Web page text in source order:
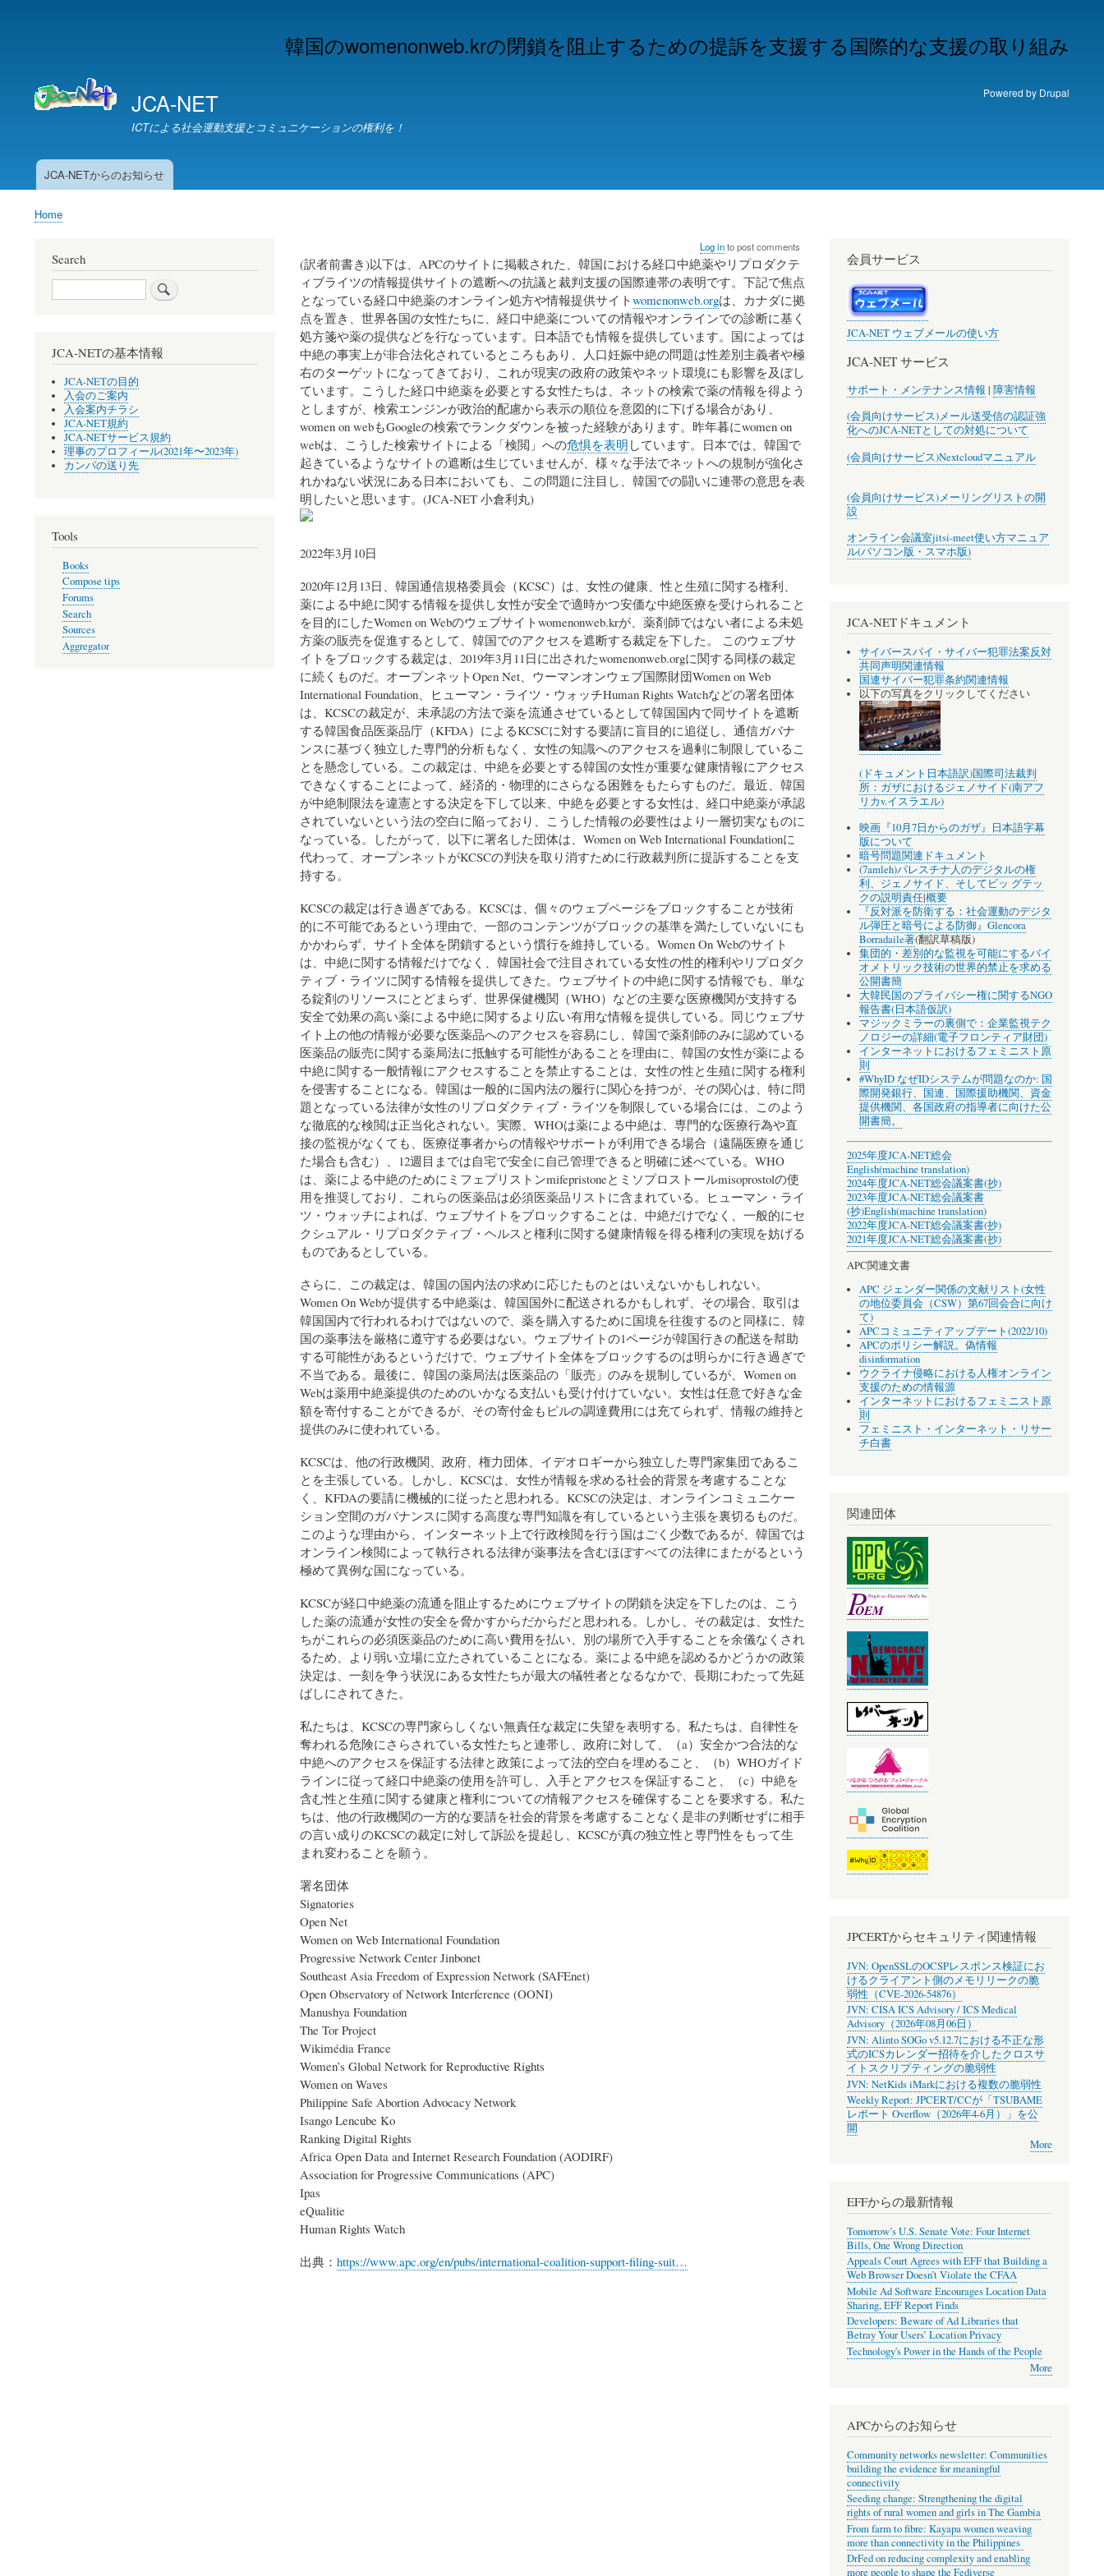
main
韓国のwomenonweb.krの閉鎖を阻止するための提訴を支援する国際的な支援の取り組み
JCA-NET
ICTによる社会運動支援とコミュニケーションの権利を！
Powered by Drupal
ら
JCA-NETからのお知らせ
Breadcrumb
Home
Log into post comments
(訳者前書き)以下は、APCのサイトに掲載された、韓国における経口中絶薬やリプロダクテ
ィブライツの情報提供サイトの遮断への抗議と裁判支援の国際連帯の表明です。下記で焦点
となっている経口中絶薬のオンライン処方や情報提供サイトwomenonweb.orgは、カナダに拠
点を置き、世界各国の女性たちに、経口中絶薬についての情報やオンラインでの診断に基く
処方箋や薬の提供などを行なっています。日本語でも情報を提供しています。国によっては
中絶の事実上が非合法化されているところもあり、人口妊娠中絶の問題は性差別主義者や極
右のターゲットになってきており、これが現実の政府の政策やネット環境にも影響を及ぼし
ています。こうした経口中絶薬を必要とする女性たちは、ネットの検索で薬の情報を得よう
としますが、検索エンジンが政治的配慮から表示の順位を意図的に下げる場合があり、
women on webもGoogleの検索でランクダウンを被った経験があります。昨年暮にwomen on
webは、こうした検索サイトによる「検閲」への危惧を表明 しています。日本では、韓国で
起きているようなサイトの遮断は生じていませんが、様々な手法でネットへの規制が強化さ
れかねない状況にある日本においても、この問題に注目し、韓国での闘いに連帯の意思を表
明したいと思います。(JCA-NET 小倉利丸)
2022年3月10日
2020年12月13日、韓国通信規格委員会（KCSC）は、女性の健康、性と生殖に関する権利、
薬による中絶に関する情報を提供し女性が安全で適時かつ安価な中絶医療を受けられること
を目的にしたWomen on Webのウェブサイトwomenonweb.krが、薬剤師ではない者による未処
方薬の販売を促進するとして、韓国でのアクセスを遮断する裁定を下した。 このウェブサ
イトをブロックする裁定は、2019年3月11日に出されたwomenonweb.orgに関する同様の裁定
に続くものだ。オープンネットOpen Net、ウーマンオンウェブ国際財団Women on Web
International Foundation、ヒューマン・ライツ・ウォッチHuman Rights Watchなどの署名団体
は、KCSCの裁定が、未承認の方法で薬を流通させているとして韓国国内で同サイトを遮断
する韓国食品医薬品庁（KFDA）によるKCSCに対する要請に盲目的に追従し、通信ガバナ
ンスに基づく独立した専門的分析もなく、女性の知識へのアクセスを過剰に制限しているこ
とを懸念している。この裁定は、中絶を必要とする韓国の女性が重要な健康情報にアクセス
できなくすることによって、経済的・物理的にさらなる困難をもたらすものだ。最近、韓国
が中絶制限法を違憲とする決定を下して以来、中絶を必要とする女性は、経口中絶薬が承認
されていないという法の空白に陥っており、こうした情報の必要性はより一層切実なものに
なっている。したがって、以下に署名した団体は、Women on Web International Foundationに
代わって、オープンネットがKCSCの判決を取り消すために行政裁判所に提訴することを支
持する。
KCSCの裁定は行き過ぎである。KCSCは、個々のウェブページをブロックすることが技術
的に不可能であるという理由で、一部のコンテンツがブロックの基準を満たしていないにも
かかわらず、サイト全体を閉鎖するという慣行を維持している。Women On Webのサイト
は、中絶に関する情報だけでなく、韓国社会で注目されている女性の性的権利やリプロダク
ティブ・ライツに関する情報を提供してきた。ウェブサイトの中絶に関する情報でも、単な
る錠剤のリソースにとどまらず、世界保健機関（WHO）などの主要な医療機関が支持する
安全で効果の高い薬による中絶に関するより広い有用な情報を提供している。同じウェブサ
イト上の他の情報が必要な医薬品へのアクセスを容易にし、韓国で薬剤師のみに認めている
医薬品の販売に関する薬局法に抵触する可能性があることを理由に、韓国の女性が薬による
中絶に関する一般情報にアクセスすることを禁止することは、女性の性と生殖に関する権利
を侵害することになる。韓国は一般的に国内法の履行に関心を持つが、その関心は、特に問
題となっている法律が女性のリプロダクティブ・ライツを制限している場合には、このよう
な徹底的な検閲は正当化されない。実際、WHOは薬による中絶は、専門的な医療行為や直
接の監視がなくても、医療従事者からの情報やサポートが利用できる場合（遠隔医療を通じ
た場合も含む）、12週目までは自宅で安全に自己管理できると明確に述べている。WHO
は、薬による中絶のためにミフェプリストンmifepristoneとミソプロストールmisoprostolの使
用を推奨しており、これらの医薬品は必須医薬品リストに含まれている。ヒューマン・ライ
ツ・ウォッチによれば、ウェブサイトをブロックすることは、中絶だけでなく、一般的にセ
クシュアル・リプロダクティブ・ヘルスと権利に関する健康情報を得る権利の実現を妨げる
ものであるとしている。
さらに、この裁定は、韓国の国内法の求めに応じたものとはいえないかもしれない。
Women On Webが提供する中絶薬は、韓国国外に配送されるかもしれず、その場合、取引は
韓国国内で行われるわけではないので、薬を購入するために国境を往復するのと同様に、韓
国の薬事法を厳格に遵守する必要はない。ウェブサイトの1ページが韓国行きの配送を幇助
する可能性があるというだけで、ウェブサイト全体をブロックするのは明らかに行き過ぎで
不当である。最後に、韓国の薬局法は医薬品の「販売」のみを規制しているが、Women on
Webは薬用中絶薬提供のためのいかなる支払いも受け付けていない。女性は任意で好きな金
額を寄付することができるが、その寄付金もピルの調達費用には充てられず、情報の維持と
提供のみに使われている。
KCSCは、他の行政機関、政府、権力団体、イデオロギーから独立した専門家集団であるこ
とを主張している。しかし、KCSCは、女性が情報を求める社会的背景を考慮することな
く、KFDAの要請に機械的に従ったと思われる。KCSCの決定は、オンラインコミュニケー
ション空間のガバナンスに関する高度な専門知識を有しているという主張を裏切るものだ。
このような理由から、インターネット上で行政検閲を行う国はごく少数であるが、韓国では
オンライン検閲によって執行される法律が薬事法を含むほぼすべての法律にまたがるという
極めて異例な国になっている。
KCSCが経口中絶薬の流通を阻止するためにウェブサイトの閉鎖を決定を下したのは、こう
した薬の流通が女性の安全を脅かすからだからだと思われる。しかし、その裁定は、女性た
ちがこれらの必須医薬品のために高い費用を払い、別の場所で入手することを余儀なくされ
るため、より弱い立場に立たされていることになる。薬による中絶を認めるかどうかの政策
決定は、一刻を争う状況にある女性たちが最大の犠牲者となるなかで、長期にわたって先延
ばしにされてきた。
私たちは、KCSCの専門家らしくない無責任な裁定に失望を表明する。私たちは、自律性を
奪われる危険にさらされている女性たちと連帯し、政府に対して、（a）安全かつ合法的な
中絶へのアクセスを保証する法律と政策によって法的空白を埋めること、（b）WHOガイド
ラインに従って経口中絶薬の使用を許可し、入手とアクセスを保証すること、（c）中絶を
含む性と生殖に関する健康と権利についての情報アクセスを確保することを要求する。私た
ちは、他の行政機関の一方的な要請を社会的背景を考慮することなく是非の判断せずに相手
の言い成りのKCSCの裁定に対して訴訟を提起し、KCSCが真の独立性と専門性をもって生
まれ変わることを願う。
署名団体
Signatories
Open Net
Women on Web International Foundation
Progressive Network Center Jinbonet
Southeast Asia Freedom of Expression Network (SAFEnet)
Open Observatory of Network Interference (OONI)
Manushya Foundation
The Tor Project
Wikimédia France
Women’s Global Network for Reproductive Rights
Women on Waves
Philippine Safe Abortion Advocacy Network
Isango Lencube Ko
Ranking Digital Rights
Africa Open Data and Internet Research Foundation (AODIRF)
Association for Progressive Communications (APC)
Ipas
eQualitie
Human Rights Watch
出典： https://www.apc.org/en/pubs/international-coalition-support-filing-suit…
Search
Search
JCA-NETの基本情報
JCA-NETの目的
入会のご案内
入会案内チラシ
JCA-NET規約
JCA-NETサービス規約
理事のプロフィール(2021年〜2023年)
カンパの送り先
Tools
Books
Compose tips
Forums
Search
Sources
Aggregator
会員サービス
JCA-NET ウェブメールの使い方
JCA-NET サービス
サポート・メンテナンス情報 | 障害情報
(会員向けサービス)メール送受信の認証強
化へのJCA-NETとしての対処について
(会員向けサービス)Nextcloudマニュアル
(会員向けサービス)メーリングリストの開
設
オンライン会議室jitsi-meet使い方マニュア
ル(パソコン版・スマホ版)
JCA-NETドキュメント
サイバースパイ・サイバー犯罪法案反対
共同声明関連情報
国連サイバー犯罪条約関連情報
以下の写真をクリックしてください
(ドキュメント日本語訳)国際司法裁判
所：ガザにおけるジェノサイド(南アフ
リカv.イスラエル)
映画『10月7日からのガザ』日本語字幕
版について
暗号問題関連ドキュメント
(7amleh)パレスチナ人のデジタルの権
利、ジェノサイド、そしてビッ グテッ
クの説明責任|概要
『反対派を防衛する：社会運動のデジタ
ル弾圧と暗号による防御』Glencora
Borradaile著(翻訳草稿版)
集団的・差別的な監視を可能にするバイ
オメトリック技術の世界的禁止を求める
公開書簡
大韓民国のプライバシー権に関するNGO
報告書(日本語仮訳)
マジックミラーの裏側で：企業監視テク
ノロジーの詳細(電子フロンティア財団)
インターネットにおけるフェミニスト原
則
#WhyID なぜIDシステムが問題なのか: 国
際開発銀行、国連、国際援助機関、資金
提供機関、各国政府の指導者に向けた公
開書簡。
2025年度JCA-NET総会
English(machine translation)
2024年度JCA-NET総会議案書(抄)
2023年度JCA-NET総会議案書
(抄)English(machine translation)
2022年度JCA-NET総会議案書(抄)
2021年度JCA-NET総会議案書(抄)
APC関連文書
APC ジェンダー関係の文献リスト(女性
の地位委員会（CSW）第67回会合に向け
て)
APCコミュニティアップデート(2022/10)
APCのポリシー解説。偽情報
disinformation
ウクライナ侵略における人権オンライン
支援のための情報源
インターネットにおけるフェミニスト原
則
フェミニスト・インターネット・リサー
チ白書
関連団体
JPCERTからセキュリティ関連情報
JVN: OpenSSLのOCSPレスポンス検証にお
けるクライアント側のメモリリークの脆
弱性（CVE-2026-54876）
JVN: CISA ICS Advisory / ICS Medical
Advisory（2026年08月06日）
JVN: Alinto SOGo v5.12.7における不正な形
式のICSカレンダー招待を介したクロスサ
イトスクリプティングの脆弱性
JVN: NetKids iMarkにおける複数の脆弱性
Weekly Report: JPCERT/CCが「TSUBAME
レポート Overflow（2026年4-6月）」を公
開
More
EFFからの最新情報
Tomorrow’s U.S. Senate Vote: Four Internet
Bills, One Wrong Direction
Appeals Court Agrees with EFF that Building a
Web Browser Doesn’t Violate the CFAA
Mobile Ad Software Encourages Location Data
Sharing, EFF Report Finds
Developers: Beware of Ad Libraries that
Betray Your Users’ Location Privacy
Technology's Power in the Hands of the People
More
APCからのお知らせ
Community networks newsletter: Communities
building the evidence for meaningful
connectivity
Seeding change: Strengthening the digital
rights of rural women and girls in The Gambia
From farm to fibre: Kayapa women weaving
more than connectivity in the Philippines
DrFed on reducing complexity and enabling
more people to shape the Fediverse